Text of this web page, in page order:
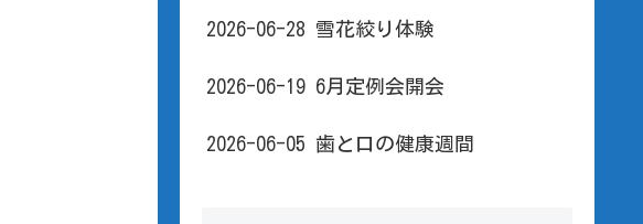
2026-06-28 雪花絞り体験
2026-06-19 6月定例会開会
2026-06-05 歯と口の健康週間